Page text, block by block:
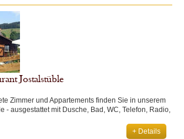
Jostalstüble
Zimmer und Appartements finden Sie in unserem
- ausgestattet mit Dusche, Bad, WC, Telefon, Radio,
+ Details